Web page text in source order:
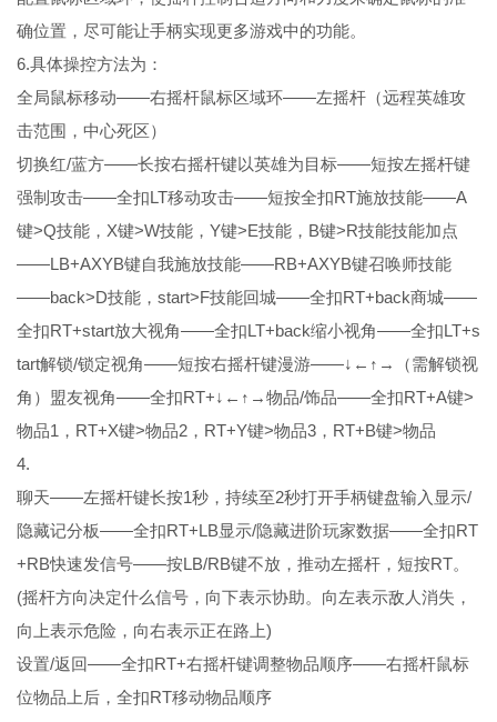
确位置，尽可能让手柄实现更多游戏中的功能。
6.具体操控方法为：
全局鼠标移动——右摇杆鼠标区域环——左摇杆（远程英雄攻
击范围，中心死区）
切换红/蓝方——长按右摇杆键以英雄为目标——短按左摇杆键
强制攻击——全扣LT移动攻击——短按全扣RT施放技能——A
键>Q技能，X键>W技能，Y键>E技能，B键>R技能技能加点
——LB+AXYB键自我施放技能——RB+AXYB键召唤师技能
——back>D技能，start>F技能回城——全扣RT+back商城——
全扣RT+start放大视角——全扣LT+back缩小视角——全扣LT+s
tart解锁/锁定视角——短按右摇杆键漫游——↓←↑→（需解锁视
角）盟友视角——全扣RT+↓←↑→物品/饰品——全扣RT+A键>
物品1，RT+X键>物品2，RT+Y键>物品3，RT+B键>物品
4.
聊天——左摇杆键长按1秒，持续至2秒打开手柄键盘输入显示/
隐藏记分板——全扣RT+LB显示/隐藏进阶玩家数据——全扣RT
+RB快速发信号——按LB/RB键不放，推动左摇杆，短按RT。
(摇杆方向决定什么信号，向下表示协助。向左表示敌人消失，
向上表示危险，向右表示正在路上)
设置/返回——全扣RT+右摇杆键调整物品顺序——右摇杆鼠标
位物品上后，全扣RT移动物品顺序